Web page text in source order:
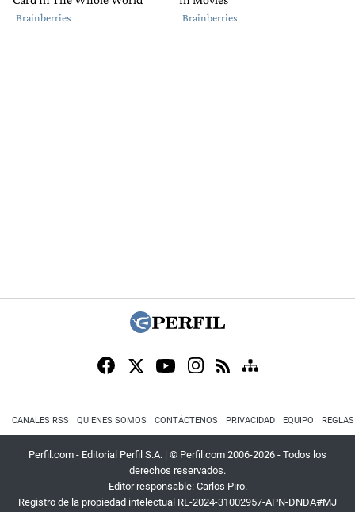
CANALES RSS QUIENES SOMOS CONTÁCTENOS PRIVACIDAD EQUIPO
Perfil.com - Editorial Perfil S.A. | © Perfil.com 2006-2026 - Todos los
derechos reservados.
Editor responsable: Carlos Piro.
Registro de la propiedad intelectual RL-2024-31002957-APN-DNDA#MJ